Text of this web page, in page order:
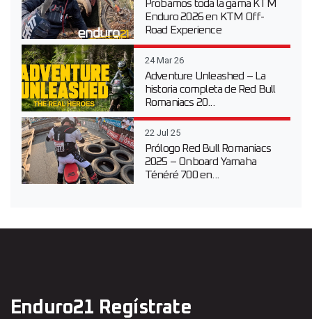
Probamos toda la gama KTM
Enduro 2026 en KTM Off-
Road Experience
24 Mar 26
Adventure Unleashed – La
historia completa de Red Bull
Romaniacs 20...
22 Jul 25
Prólogo Red Bull Romaniacs
2025 – Onboard Yamaha
Ténéré 700 en...
Enduro21 Regístrate